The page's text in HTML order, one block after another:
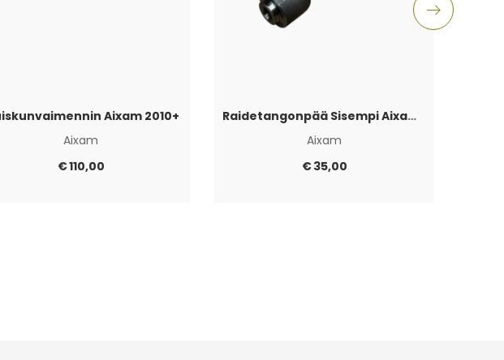
Aixam 2010+
Aixam
€110,00
Raidetangonpää Sisempi Aixam 2010+
Aixam
€35,00